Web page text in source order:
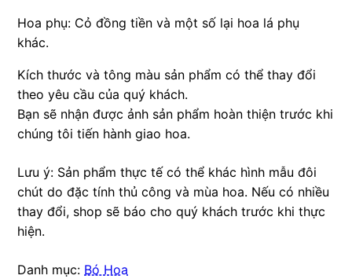
Hoa phụ: Cỏ đồng tiền và một số lại hoa lá phụ
khác.
Kích thước và tông màu sản phẩm có thể thay đổi
theo yêu cầu của quý khách.
Bạn sẽ nhận được ảnh sản phẩm hoàn thiện trước khi
chúng tôi tiến hành giao hoa.
Lưu ý: Sản phẩm thực tế có thể khác hình mẫu đôi
chút do đặc tính thủ công và mùa hoa. Nếu có nhiều
thay đổi, shop sẽ báo cho quý khách trước khi thực
hiện.
Danh mục: Bó Hoa